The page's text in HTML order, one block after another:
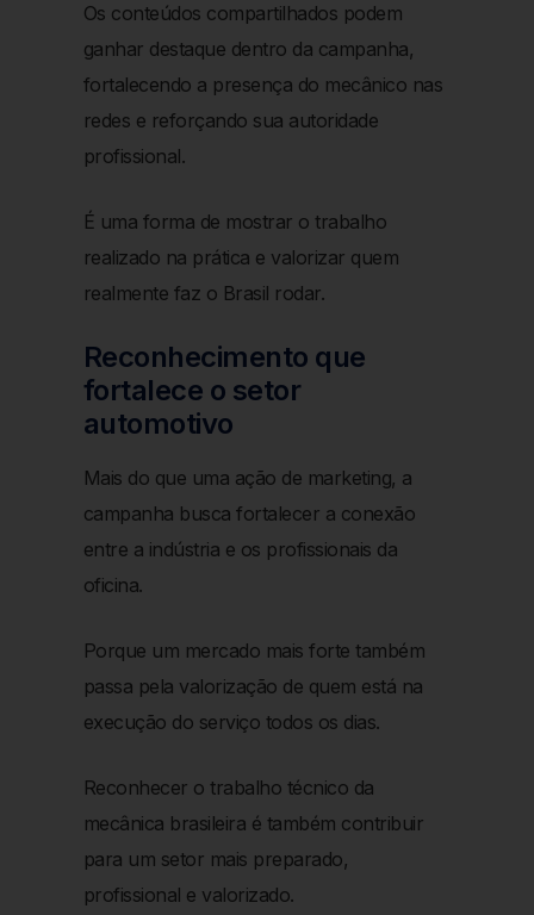
Os conteúdos compartilhados podem
ganhar destaque dentro da campanha,
fortalecendo a presença do mecânico nas
redes e reforçando sua autoridade
profissional.
É uma forma de mostrar o trabalho
realizado na prática e valorizar quem
realmente faz o Brasil rodar.
Reconhecimento que
fortalece o setor
automotivo
Mais do que uma ação de marketing, a
campanha busca fortalecer a conexão
entre a indústria e os profissionais da
oficina.
Porque um mercado mais forte também
passa pela valorização de quem está na
execução do serviço todos os dias.
Reconhecer o trabalho técnico da
mecânica brasileira é também contribuir
para um setor mais preparado,
profissional e valorizado.